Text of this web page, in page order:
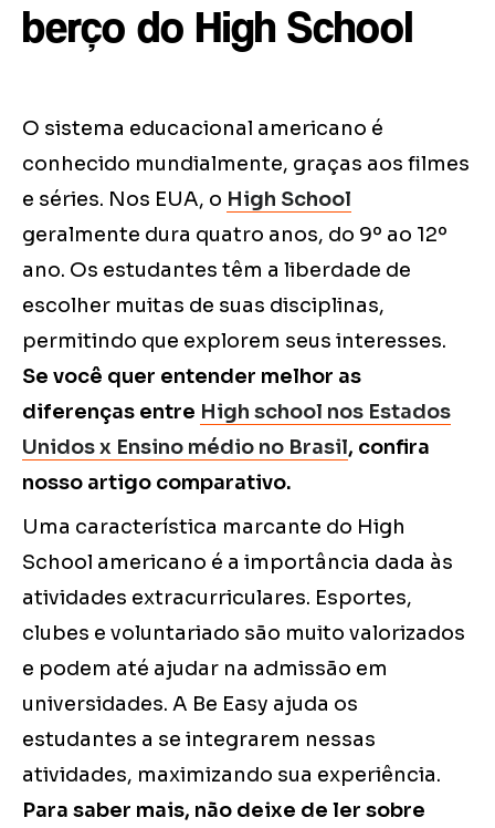
berço do High School
O sistema educacional americano é
conhecido mundialmente, graças aos filmes
e séries. Nos EUA, o High School
geralmente dura quatro anos, do 9º ao 12º
ano. Os estudantes têm a liberdade de
escolher muitas de suas disciplinas,
permitindo que explorem seus interesses.
Se você quer entender melhor as
diferenças entre High school nos Estados
Unidos x Ensino médio no Brasil, confira
nosso artigo comparativo.
Uma característica marcante do High
School americano é a importância dada às
atividades extracurriculares. Esportes,
clubes e voluntariado são muito valorizados
e podem até ajudar na admissão em
universidades. A Be Easy ajuda os
estudantes a se integrarem nessas
atividades, maximizando sua experiência.
Para saber mais, não deixe de ler sobre